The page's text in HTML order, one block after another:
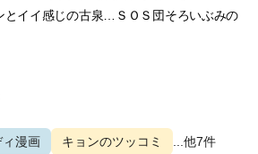
とイイ感じの古泉…ＳＯＳ団そろいぶみの
漫画 キョンのツッコミ ...他7件